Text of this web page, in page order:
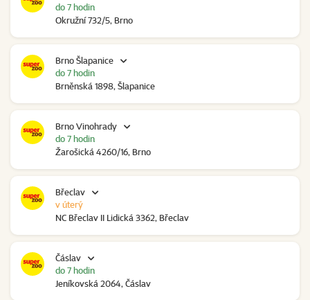
Okružní 732/5, Brno
do 7 hodin
Brno Šlapanice
Brněnská 1898, Šlapanice
do 7 hodin
Brno Vinohrady
Žarošická 4260/16, Brno
do 7 hodin
Břeclav
NC Břeclav II Lidická 3362, Břeclav
v úterý
Čáslav
Jeníkovská 2064, Čáslav
do 7 hodin